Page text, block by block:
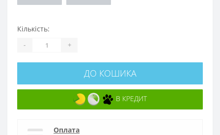
Кількість:
- +
ДО КОШИКА
В КРЕДИТ
Оплата